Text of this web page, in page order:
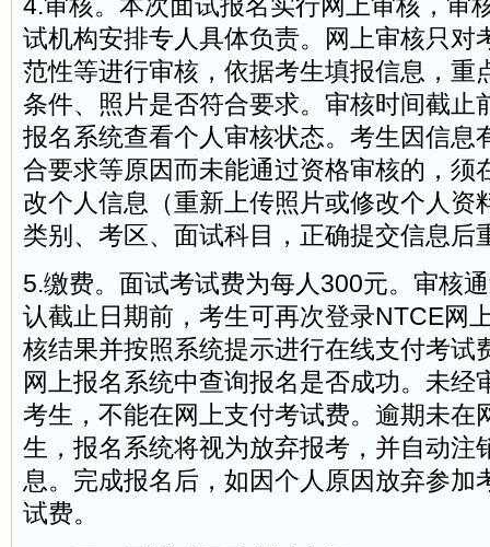
4.审核。本次面试报名实行网上审核，审
试机构安排专人具体负责。网上审核只对
范性等进行审核，依据考生填报信息，重
条件、照片是否符合要求。审核时间截止
报名系统查看个人审核状态。考生因信息
合要求等原因而未能通过资格审核的，须
改个人信息（重新上传照片或修改个人资
类别、考区、面试科目，正确提交信息后
5.缴费。面试考试费为每人300元。审核
认截止日期前，考生可再次登录NTCE网
核结果并按照系统提示进行在线支付考试
网上报名系统中查询报名是否成功。未经
考生，不能在网上支付考试费。逾期未在
生，报名系统将视为放弃报考，并自动注
息。完成报名后，如因个人原因放弃参加
试费。